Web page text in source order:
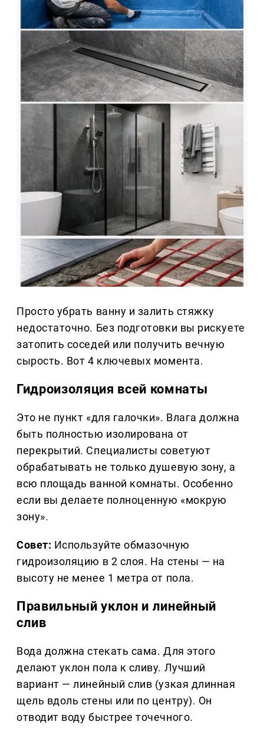
Просто убрать ванну и залить стяжку
недостаточно. Без подготовки вы рискуете
затопить соседей или получить вечную
сырость. Вот 4 ключевых момента.
Гидроизоляция всей комнаты
Это не пункт «для галочки». Влага должна
быть полностью изолирована от
перекрытий. Специалисты советуют
обрабатывать не только душевую зону, а
всю площадь ванной комнаты. Особенно
если вы делаете полноценную «мокрую
зону».
Совет: Используйте обмазочную
гидроизоляцию в 2 слоя. На стены — на
высоту не менее 1 метра от пола.
Правильный уклон и линейный
слив
Вода должна стекать сама. Для этого
делают уклон пола к сливу. Лучший
вариант — линейный слив (узкая длинная
щель вдоль стены или по центру). Он
отводит воду быстрее точечного.